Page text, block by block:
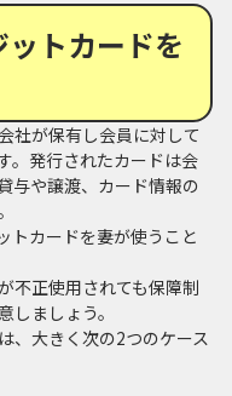
トカードを
社が保有し会員に対して
。発行されたカードは会
与や譲渡、カード情報の
トカードを妻が使うこと
不正使用されても保障制
ましょう。
、大きく次の2つのケース